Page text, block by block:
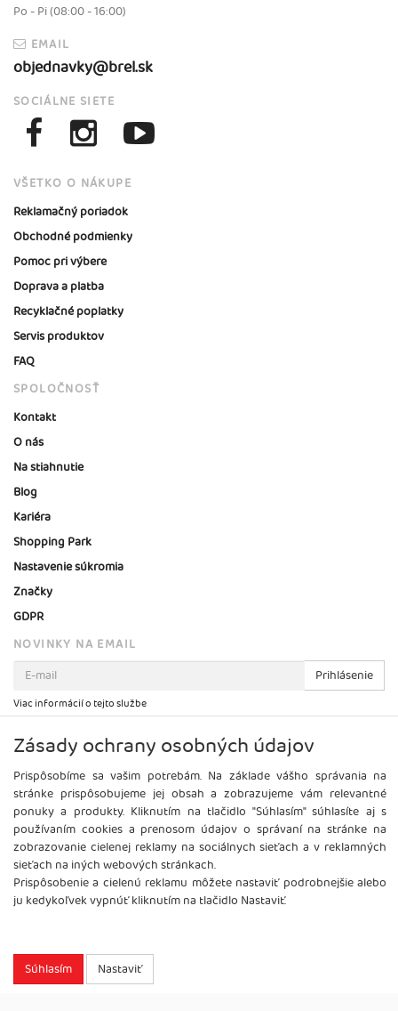
Po - Pi (08:00 - 16:00)
EMAIL
objednavky@brel.sk
SOCIÁLNE SIETE
VŠETKO O NÁKUPE
Reklamačný poriadok
Obchodné podmienky
Pomoc pri výbere
Doprava a platba
Recyklačné poplatky
Servis produktov
FAQ
SPOLOČNOSŤ
Kontakt
O nás
Na stiahnutie
Blog
Kariéra
Shopping Park
Nastavenie súkromia
Značky
GDPR
NOVINKY NA EMAIL
Prihlásenie
Viac informácií o tejto službe
Zásady ochrany osobných údajov
Prispôsobíme sa vašim potrebám. Na základe vášho správania na
stránke prispôsobujeme jej obsah a zobrazujeme vám relevantné
ponuky a produkty. Kliknutím na tlačidlo "Súhlasím" súhlasíte aj s
používaním cookies a prenosom údajov o správaní na stránke na
zobrazovanie cielenej reklamy na sociálnych sieťach a v reklamných
sieťach na iných webových stránkach.
Prispôsobenie a cielenú reklamu môžete nastaviť podrobnejšie alebo
ju kedykoľvek vypnúť kliknutím na tlačidlo Nastaviť.
Súhlasím Nastaviť